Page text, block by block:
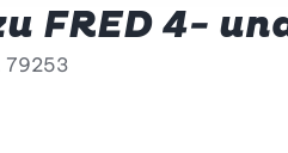
FRED 4-
79253